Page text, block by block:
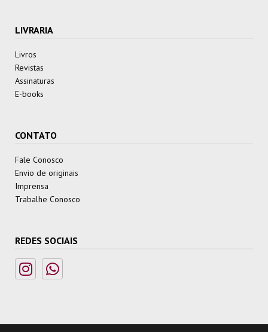
LIVRARIA
Livros
Revistas
Assinaturas
E-books
CONTATO
Fale Conosco
Envio de originais
Imprensa
Trabalhe Conosco
REDES SOCIAIS